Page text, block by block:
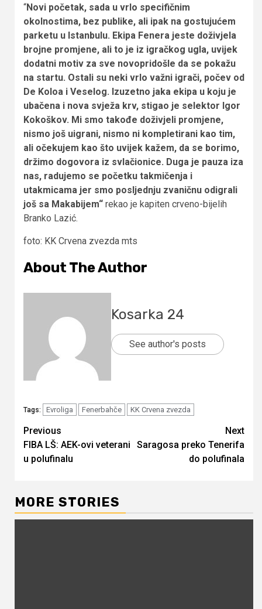
“Novi početak, sada u vrlo specifičnim
okolnostima, bez publike, ali ipak na gostujućem
parketu u Istanbulu. Ekipa Fenera jeste doživjela
brojne promjene, ali to je iz igračkog ugla, uvijek
dodatni motiv za sve novopridošle da se pokažu
na startu. Ostali su neki vrlo važni igrači, počev od
De Koloa i Veselog. Izuzetno jaka ekipa u koju je
ubačena i nova svježa krv, stigao je selektor Igor
Kokoškov. Mi smo takođe doživjeli promjene,
nismo još uigrani, nismo ni kompletirani kao tim,
ali očekujem kao što uvijek kažem, da se borimo,
držimo dogovora iz svlačionice. Duga je pauza iza
nas, radujemo se početku takmičenja i
utakmicama jer smo posljednju zvaničnu odigrali
još sa Makabijem“ rekao je kapiten crveno-bijelih
Branko Lazić.
foto: KK Crvena zvezda mts
About The Author
Kosarka 24
See author's posts
Tags: Evroliga Fenerbahče KK Crvena zvezda
Continue
Reading
Previous
FIBA LŠ: AEK-ovi veterani
u polufinalu
Next
Saragosa preko Tenerifa
do polufinala
MORE STORIES